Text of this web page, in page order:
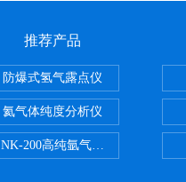
推荐产品
防爆式氢气露点仪
氦气体纯度分析仪
NK-200高纯氩气纯度分析仪